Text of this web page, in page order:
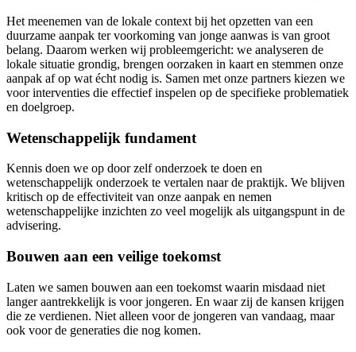
Het meenemen van de lokale context bij het opzetten van een
duurzame aanpak ter voorkoming van jonge aanwas is van groot
belang. Daarom werken wij probleemgericht: we analyseren de
lokale situatie grondig, brengen oorzaken in kaart en stemmen onze
aanpak af op wat écht nodig is. Samen met onze partners kiezen we
voor interventies die effectief inspelen op de specifieke problematiek
en doelgroep.
Wetenschappelijk fundament
Kennis doen we op door zelf onderzoek te doen en
wetenschappelijk onderzoek te vertalen naar de praktijk. We blijven
kritisch op de effectiviteit van onze aanpak en nemen
wetenschappelijke inzichten zo veel mogelijk als uitgangspunt in de
advisering.
Bouwen aan een veilige toekomst
Laten we samen bouwen aan een toekomst waarin misdaad niet
langer aantrekkelijk is voor jongeren. En waar zij de kansen krijgen
die ze verdienen. Niet alleen voor de jongeren van vandaag, maar
ook voor de generaties die nog komen.